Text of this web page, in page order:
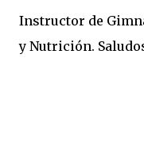
Instructor de
y Nutrición.